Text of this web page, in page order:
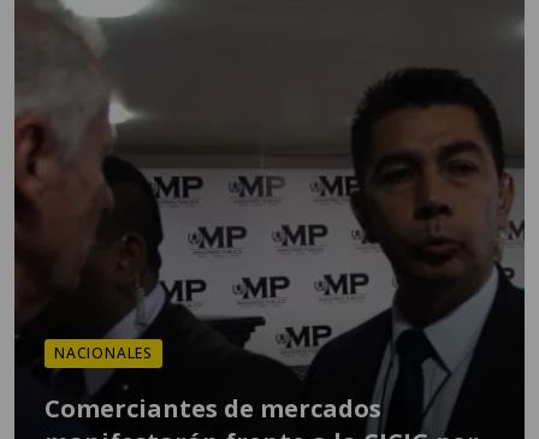
NACIONALES
Comerciantes de mercados